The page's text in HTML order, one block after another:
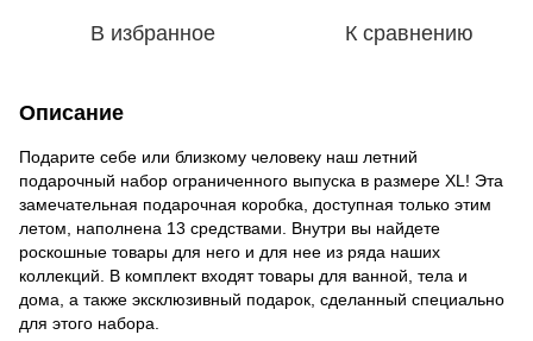
В избранное К сравнению
Описание
Подарите себе или близкому человеку наш летний
подарочный набор ограниченного выпуска в размере XL! Эта
замечательная подарочная коробка, доступная только этим
летом, наполнена 13 средствами. Внутри вы найдете
роскошные товары для него и для нее из ряда наших
коллекций. В комплект входят товары для ванной, тела и
дома, а также эксклюзивный подарок, сделанный специально
для этого набора.